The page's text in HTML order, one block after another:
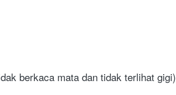
berkaca mata dan tidak terlihat gigi)